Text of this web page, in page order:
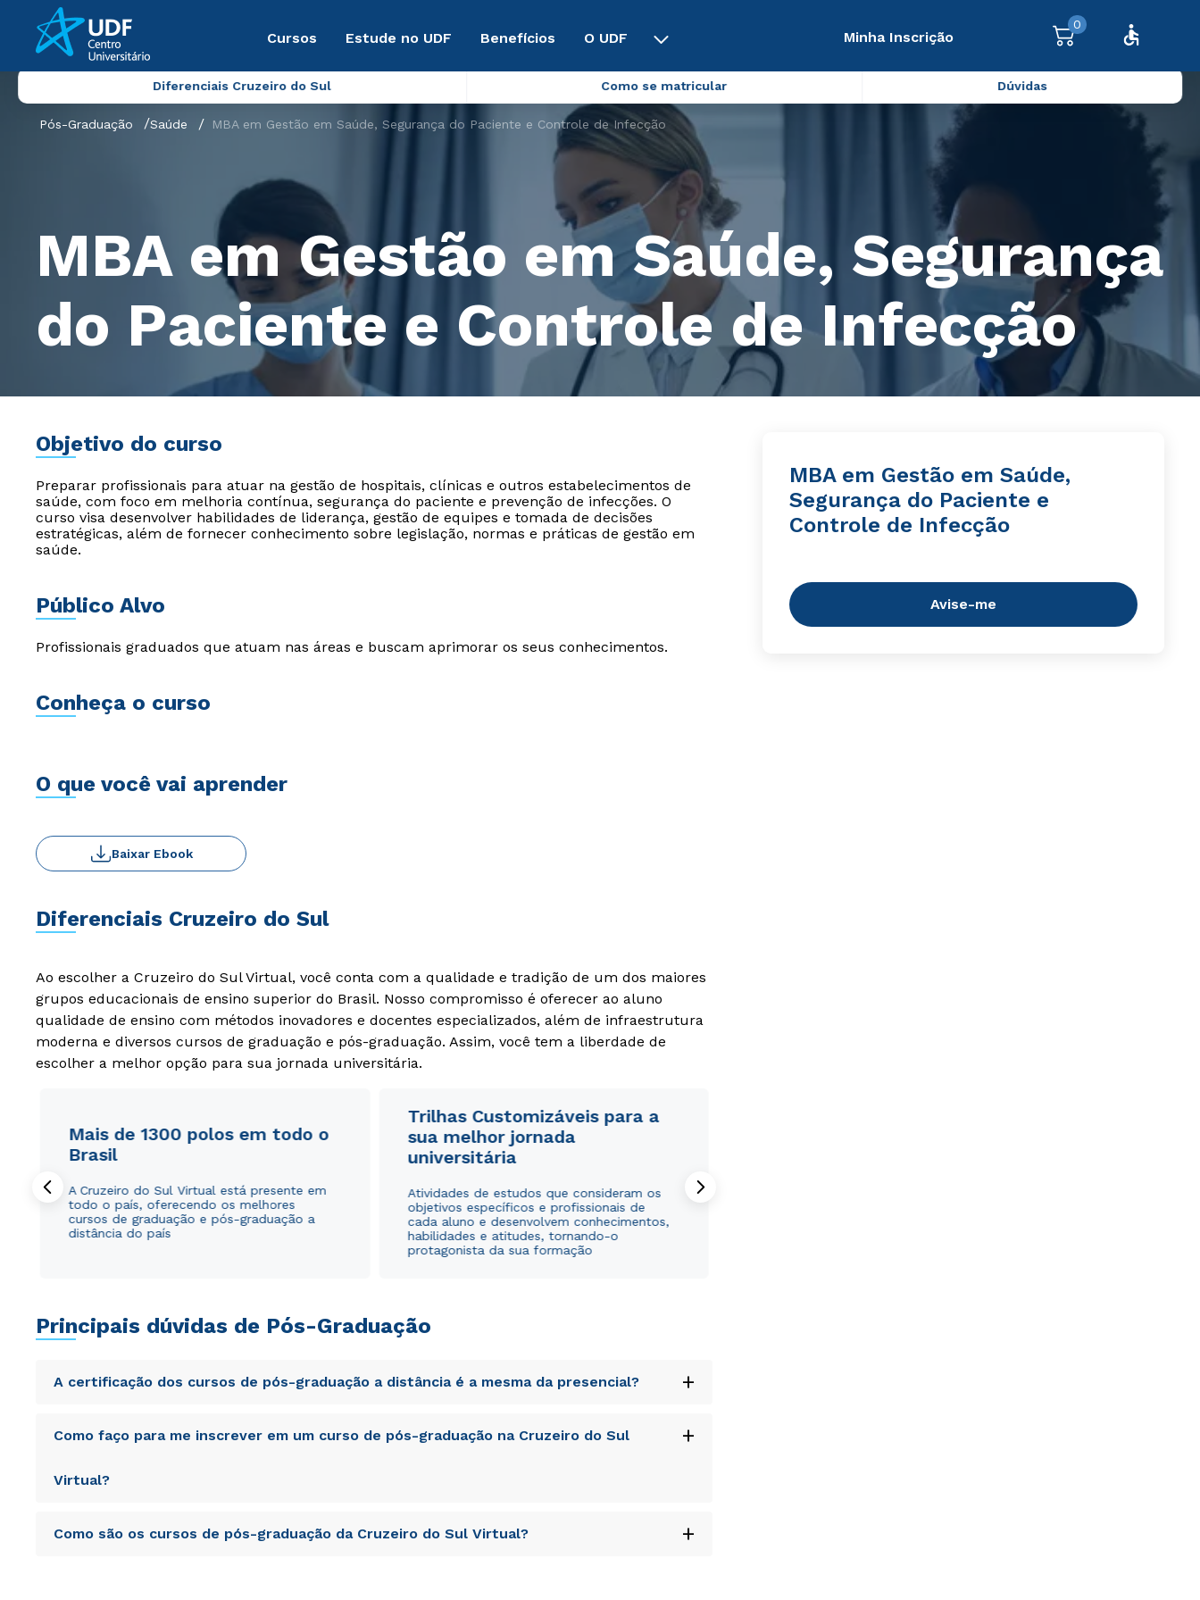
Cursos Estude no UDF Benefícios O UDF Minha Inscrição
0
Diferenciais Cruzeiro do Sul Como se matricular Dúvidas
Pós-Graduação Saúde MBA em Gestão em Saúde, Segurança do Paciente e Controle de Infecção
MBA em Gestão em Saúde, Segurança
do Paciente e Controle de Infecção
Objetivo do curso
Preparar profissionais para atuar na gestão de hospitais, clínicas e outros estabelecimentos de
saúde, com foco em melhoria contínua, segurança do paciente e prevenção de infecções. O
curso visa desenvolver habilidades de liderança, gestão de equipes e tomada de decisões
estratégicas, além de fornecer conhecimento sobre legislação, normas e práticas de gestão em
saúde.
Público Alvo
Profissionais graduados que atuam nas áreas e buscam aprimorar os seus conhecimentos.
Conheça o curso
O que você vai aprender
Baixar Ebook
Diferenciais Cruzeiro do Sul
Ao escolher a Cruzeiro do Sul Virtual, você conta com a qualidade e tradição de um dos maiores
grupos educacionais de ensino superior do Brasil. Nosso compromisso é oferecer ao aluno
qualidade de ensino com métodos inovadores e docentes especializados, além de infraestrutura
moderna e diversos cursos de graduação e pós-graduação. Assim, você tem a liberdade de
escolher a melhor opção para sua jornada universitária.
Mais de 1300 polos em todo o
Brasil
A Cruzeiro do Sul Virtual está presente em
todo o país, oferecendo os melhores
cursos de graduação e pós-graduação a
distância do país
Trilhas Customizáveis para a
sua melhor jornada
universitária
Atividades de estudos que consideram os
objetivos específicos e profissionais de
cada aluno e desenvolvem conhecimentos,
habilidades e atitudes, tornando-o
protagonista da sua formação
Principais dúvidas de Pós-Graduação
A certificação dos cursos de pós-graduação a distância é a mesma da presencial? +
totam rem aperiam, eaque ipsa quae ab illo inventore veritatis et quasi architecto beatae vitae dicta
consequuntur magni dolores eos qui ratione voluptatem sequi nesciunt.
Como faço para me inscrever em um curso de pós-graduação na Cruzeiro do Sul
Virtual?
+
totam rem aperiam, eaque ipsa quae ab illo inventore veritatis et quasi architecto beatae vitae dicta
Como são os cursos de pós-graduação da Cruzeiro do Sul Virtual? +
MBA em Gestão em Saúde,
Segurança do Paciente e
Controle de Infecção
Avise-me
WhatsApp
WhatsApp